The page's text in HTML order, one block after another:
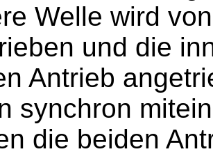
Welle wird
und die
Antrieb
synchron
die beiden